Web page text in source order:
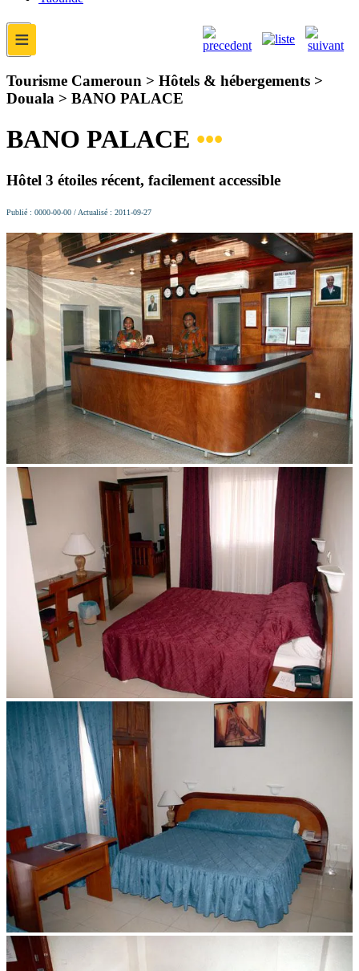
≡
Tourisme Cameroun > Hôtels & hébergements >
Douala > BANO PALACE
BANO PALACE •••
Hôtel 3 étoiles récent, facilement accessible
Publié : 0000-00-00 / Actualisé : 2011-09-27